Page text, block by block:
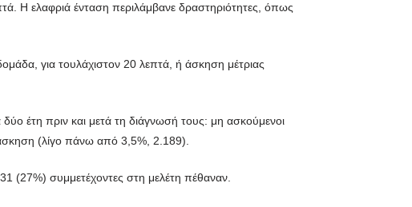
Η ελαφριά ένταση περιλάμβανε δραστηριότητες, όπως
για τουλάχιστον 20 λεπτά, ή άσκηση μέτριας
έτη πριν και μετά τη διάγνωσή τους: μη ασκούμενοι
(λίγο πάνω από 3,5%, 2.189).
(27%) συμμετέχοντες στη μελέτη πέθαναν.